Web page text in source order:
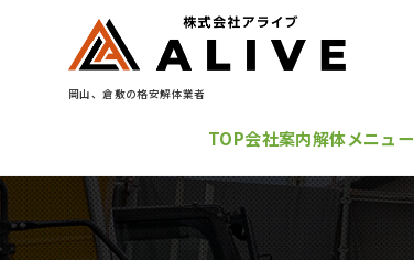
岡山、倉敷の格安解体業者
TOP会社案内解体メニュー